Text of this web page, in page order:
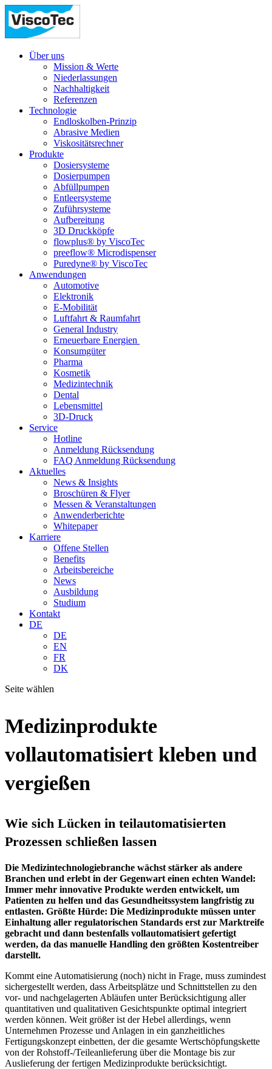
Über uns
Mission & Werte
Niederlassungen
Nachhaltigkeit
Referenzen
Technologie
Endloskolben-Prinzip
Abrasive Medien
Viskositätsrechner
Produkte
Dosiersysteme
Dosierpumpen
Abfüllpumpen
Entleersysteme
Zuführsysteme
Aufbereitung
3D Druckköpfe
flowplus® by ViscoTec
preeflow® Microdispenser
Puredyne® by ViscoTec
Anwendungen
Automotive
Elektronik
E-Mobilität
Luftfahrt & Raumfahrt
General Industry
Erneuerbare Energien
Konsumgüter
Pharma
Kosmetik
Medizintechnik
Dental
Lebensmittel
3D-Druck
Service
Hotline
Anmeldung Rücksendung
FAQ Anmeldung Rücksendung
Aktuelles
News & Insights
Broschüren & Flyer
Messen & Veranstaltungen
Anwenderberichte
Whitepaper
Karriere
Offene Stellen
Benefits
Arbeitsbereiche
News
Ausbildung
Studium
Kontakt
DE
DE
EN
FR
DK
Seite wählen
Medizinprodukte
vollautomatisiert kleben und
vergießen
Wie sich Lücken in teilautomatisierten
Prozessen schließen lassen
Die Medizintechnologiebranche wächst stärker als andere
Branchen und erlebt in der Gegenwart einen echten Wandel:
Immer mehr innovative Produkte werden entwickelt, um
Patienten zu helfen und das Gesundheitssystem langfristig zu
entlasten. Größte Hürde: Die Medizinprodukte müssen unter
Einhaltung aller regulatorischen Standards erst zur Marktreife
gebracht und dann bestenfalls vollautomatisiert gefertigt
werden, da das manuelle Handling den größten Kostentreiber
darstellt.
Kommt eine Automatisierung (noch) nicht in Frage, muss zumindest
sichergestellt werden, dass Arbeitsplätze und Schnittstellen zu den
vor- und nachgelagerten Abläufen unter Berücksichtigung aller
quantitativen und qualitativen Gesichtspunkte optimal integriert
werden können. Weit größer ist der Hebel allerdings, wenn
Unternehmen Prozesse und Anlagen in ein ganzheitliches
Fertigungskonzept einbetten, der die gesamte Wertschöpfungskette
von der Rohstoff-/Teileanlieferung über die Montage bis zur
Auslieferung der fertigen Medizinprodukte berücksichtigt.